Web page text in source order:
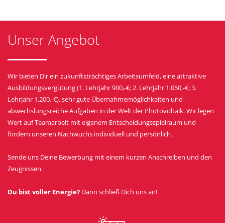
Unser Angebot
Wir bieten Dir ein zukunftsträchtiges Arbeitsumfeld, eine attraktive
Ausbildungsvergütung (1. Lehrjahr 900,-€; 2. Lehrjahr 1.050,-€; 3.
Lehrjahr 1.200,-€), sehr gute Übernahmemöglichkeiten und
abwechslungsreiche Aufgaben in der Welt der Photovoltaik. Wir legen
Wert auf Teamarbeit mit eigenem Entscheidungsspielraum und
fördern unseren Nachwuchs individuell und persönlich.
Sende uns Deine Bewerbung mit einem kurzen Anschreiben und den
Zeugnissen.
Du bist voller Energie? Dann schließ Dich uns an!